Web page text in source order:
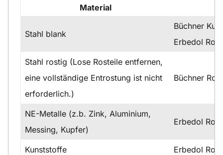
Material
Stahl blank
Büchner
Erbedol
Stahl rostig (Lose Rosteile entfernen,
eine vollständige Entrostung ist nicht
erforderlich.)
Büchner
NE-Metalle (z.b. Zink, Aluminium,
Messing, Kupfer)
Erbedol
Kunststoffe
Erbedol